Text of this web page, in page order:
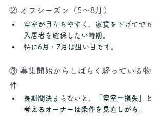
② オフシーズン（5〜8月）
空室が目立ちやすく、家賃を下げてでも
入居者を確保したい時期。
特に6月・7月は狙い目です。
③ 募集開始からしばらく経っている物
件
長期間決まらないと、
「空室＝損失」と
考えるオーナーは条件を見直しがち 。